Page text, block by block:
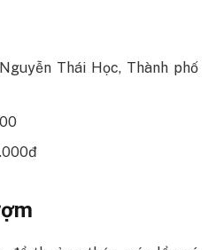
Thái Học, Thành phố